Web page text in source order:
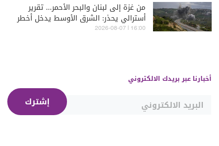
من غزة إلى لبنان والبحر الأحمر... تقرير
أسترالي يحذر: الشرق الأوسط يدخل أخطر
مراحله
16:00 | 2026-08-07
أخبارنا عبر بريدك الالكتروني
إشترك